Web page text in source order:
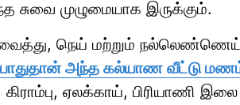
முழுமையாக இருக்கும்.
வைத்து, நெய் மற்றும்
போதுதான் அந்த கல்யாண வீட்டு
ஏலக்காய், பிரியாணி